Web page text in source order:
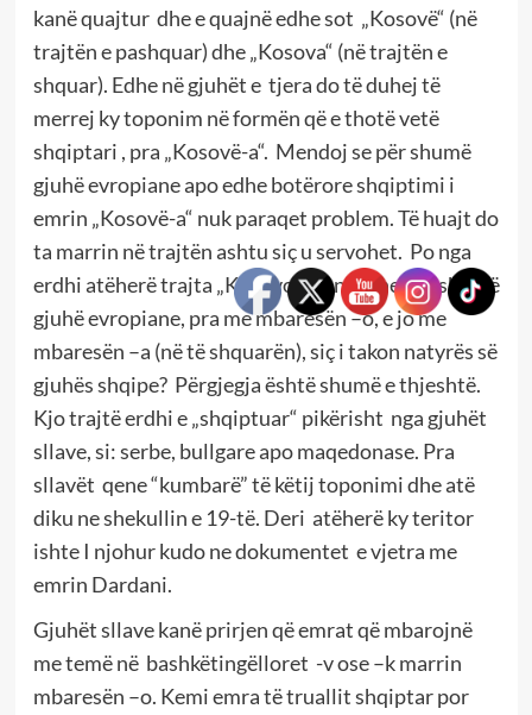
kanë quajtur dhe e quajnë edhe sot „Kosovë“ (në
trajtën e pashquar) dhe „Kosova“ (në trajtën e
shquar). Edhe në gjuhët e tjera do të duhej të
merrej ky toponim në formën që e thotë vetë
shqiptari , pra „Kosovë-a“. Mendoj se për shumë
gjuhë evropiane apo edhe botërore shqiptimi i
emrin „Kosovë-a“ nuk paraqet problem. Të huajt do
ta marrin në trajtën ashtu siç u servohet. Po nga
erdhi atëherë trajta „Kosovo“, që ndeshet në shumë
gjuhë evropiane, pra me mbaresën –o, e jo me
mbaresën –a (në të shquarën), siç i takon natyrës së
gjuhës shqipe? Përgjegja është shumë e thjeshtë.
Kjo trajtë erdhi e „shqiptuar“ pikërisht nga gjuhët
sllave, si: serbe, bullgare apo maqedonase. Pra
sllavët qene “kumbarë” të këtij toponimi dhe atë
diku ne shekullin e 19-të. Deri atëherë ky teritor
ishte I njohur kudo ne dokumentet e vjetra me
emrin Dardani.
Gjuhët sllave kanë prirjen që emrat që mbarojnë
me temë në bashkëtingëlloret -v ose –k marrin
mbaresën –o. Kemi emra të truallit shqiptar por